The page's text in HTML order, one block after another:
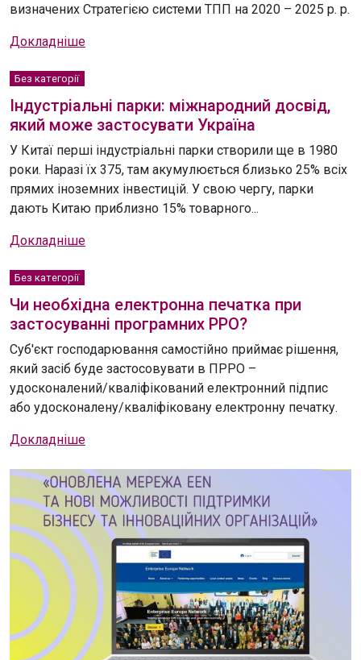
визначених Стратегією системи ТПП на 2020 – 2025 р. р.
Докладніше
Без категорії
Індустріальні парки: міжнародний досвід,
який може застосувати Україна
У Китаї перші індустріальні парки створили ще в 1980
роки. Наразі їх 375, там акумулюється близько 25% всіх
прямих іноземних інвестицій. У свою чергу, парки
дають Китаю приблизно 15% товарного...
Докладніше
Без категорії
Чи необхідна електронна печатка при
застосуванні програмних РРО?
Суб'єкт господарювання самостійно приймає рішення,
який засіб буде застосовувати в ПРРО –
удосконалений/кваліфікований електронний підпис
або удосконалену/кваліфіковану електронну печатку.
Докладніше